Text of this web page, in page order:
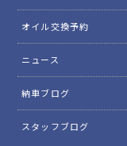
オイル交換予約
ニュース
納車ブログ
スタッフブログ